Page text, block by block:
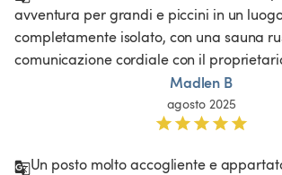
avventura per grandi e piccini in un
completamente isolato, con una sauna
comunicazione cordiale con il
Madlen B
agosto 2025
Un posto molto accogliente e